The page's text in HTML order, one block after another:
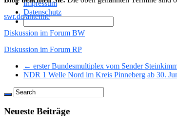
Impressum
Datenschutz
swr.de/antenne
Diskussion im Forum BW
Diskussion im Forum RP
← erster Bundesmultiplex vom Sender
NDR 1 Welle Nord im Kreis Pinneberg ab 30.
Neueste Beiträge